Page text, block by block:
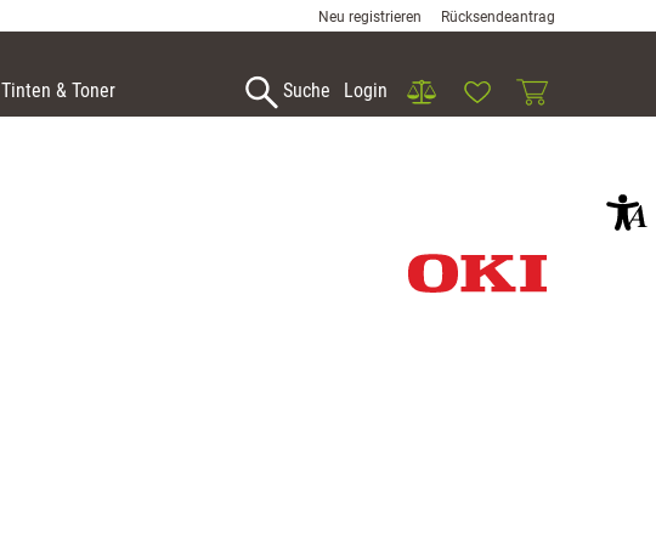
Neu registrieren Rücksendeantrag
Suche Login VergleichWunschlisteWarenkorb
Tinten & Toner